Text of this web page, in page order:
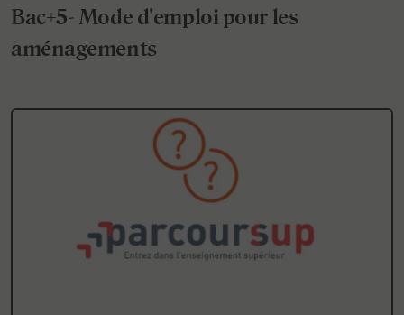
Bac+5- Mode d'emploi pour les
aménagements